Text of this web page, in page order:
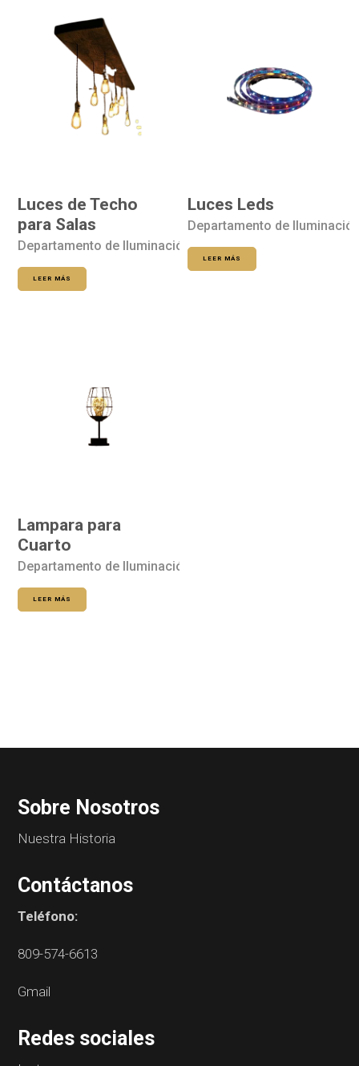
Luces de Techo
para Salas
Departamento de Iluminación
LEER MÁS
Luces Leds
Departamento de
LEER MÁS
Lampara para
Cuarto
Departamento de Iluminación
LEER MÁS
Sobre Nosotros
Nuestra Historia
Contáctanos
Teléfono:
809-574-6613
Gmail
Redes sociales